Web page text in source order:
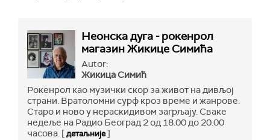
Неонска дуга - рокенрол
магазин Жикице Симића
Autor:
Жикица Симић
Рокенрол као музички скор за живот на дивљој
страни. Вратоломни сурф кроз време и жанрове.
Старо и ново у нераскидивом загрљају. Сваке
недеље на Радио Београд 2 од 18.00 до 20.00
часова. [детаљније]